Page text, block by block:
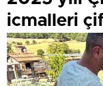
icmalleri